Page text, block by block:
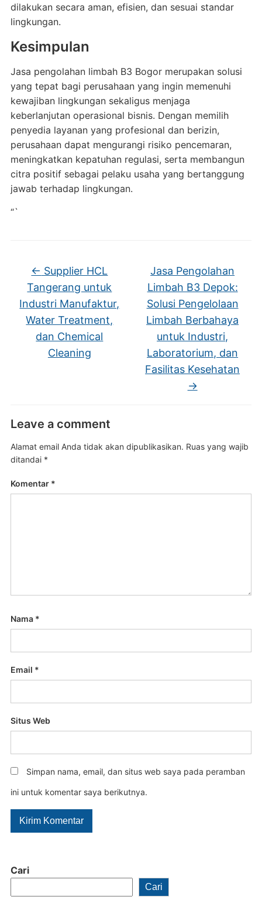
Cari
Cari
dilakukan secara aman, efisien, dan sesuai standar
lingkungan.
Kesimpulan
Jasa pengolahan limbah B3 Bogor merupakan solusi
yang tepat bagi perusahaan yang ingin memenuhi
kewajiban lingkungan sekaligus menjaga
keberlanjutan operasional bisnis. Dengan memilih
penyedia layanan yang profesional dan berizin,
perusahaan dapat mengurangi risiko pencemaran,
meningkatkan kepatuhan regulasi, serta membangun
citra positif sebagai pelaku usaha yang bertanggung
jawab terhadap lingkungan.
“`
← Supplier HCL
Tangerang untuk
Industri Manufaktur,
Water Treatment,
dan Chemical
Cleaning
Jasa Pengolahan
Limbah B3 Depok:
Solusi Pengelolaan
Limbah Berbahaya
untuk Industri,
Laboratorium, dan
Fasilitas Kesehatan
→
Leave a comment
Alamat email Anda tidak akan dipublikasikan. Ruas yang wajib
ditandai *
Komentar *
Nama *
Email *
Situs Web
Simpan nama, email, dan situs web saya pada peramban
ini untuk komentar saya berikutnya.